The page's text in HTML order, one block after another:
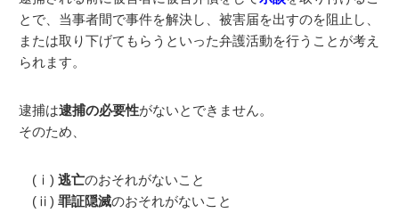
とで、当事者間で事件を解決し、被害届を出すのを阻止し、
または取り下げてもらうといった弁護活動を行うことが考え
られます。
逮捕は逮捕の必要性がないとできません。
そのため、
(ⅰ)逃亡のおそれがないこと
(ⅱ)罪証隠滅のおそれがないこと